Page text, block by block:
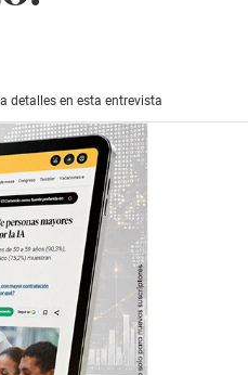
detalles en esta entrevista